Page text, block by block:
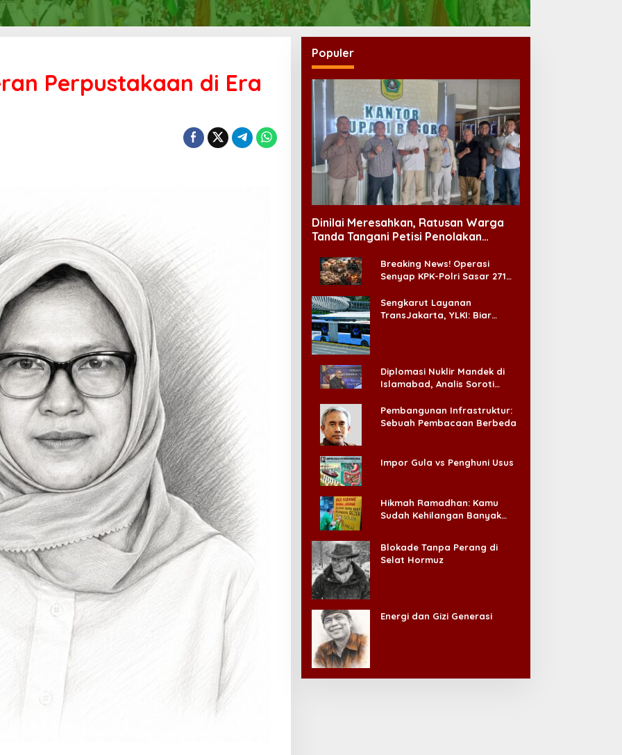
Perpustakaan di Era
Populer
Dinilai Meresahkan, Ratusan Warga
Tanda Tangani Petisi Penolakan
Breaking News! Operasi
Senyap KPK-Polri Sasar 271
Ada ‘Badai Pemeriksaan’
Sengkarut Layanan
TransJakarta, YLKI: Biar
Diplomasi Nuklir Mandek di
Islamabad, Analis Soroti
Pembangunan Infrastruktur:
Sebuah Pembacaan Berbeda
Impor Gula vs Penghuni Usus
Hikmah Ramadhan: Kamu
Sudah Kehilangan Banyak
Blokade Tanpa Perang di
Selat Hormuz
Energi dan Gizi Generasi